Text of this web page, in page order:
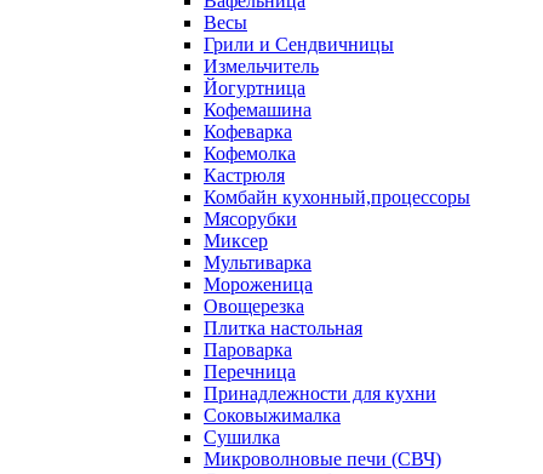
Весы
Грили и Сендвичницы
Измельчитель
Йогуртница
Кофемашина
Кофеварка
Кофемолка
Кастрюля
Комбайн кухонный,процессоры
Мясорубки
Миксер
Мультиварка
Мороженица
Овощерезка
Плитка настольная
Пароварка
Перечница
Принадлежности для кухни
Соковыжималка
Сушилка
Микроволновые печи (СВЧ)